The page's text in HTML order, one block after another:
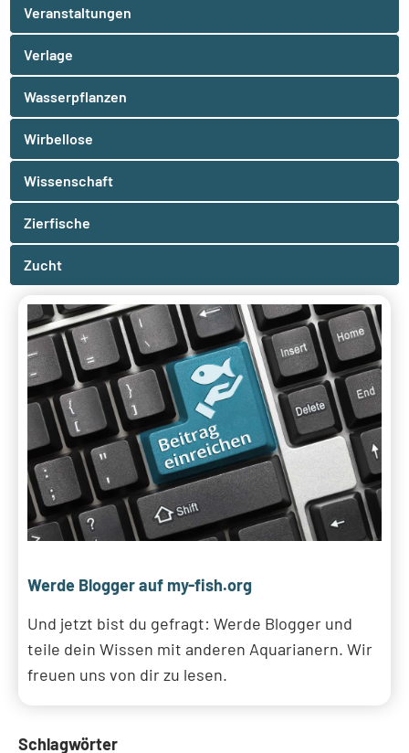
Veranstaltungen
Verlage
Wasserpflanzen
Wirbellose
Wissenschaft
Zierfische
Zucht
Werde Blogger auf my-fish.org
Und jetzt bist du gefragt: Werde Blogger und
teile dein Wissen mit anderen Aquarianern. Wir
freuen uns von dir zu lesen.
Schlagwörter